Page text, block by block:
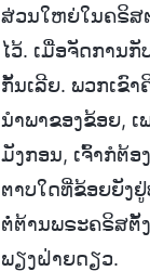
ສ່ວນໃຫຍ່ໃນຄຣິສ
ໄວ້. ເມື່ອຈັດການ
ກັ້ນເລີຍ. ພວກເຂົ
ນຳພາຂອງຂ້ອຍ,
ມັງກອນ, ເຈົ້າກໍຕ້ອ
ຕາບໃດທີ່ຂ້ອຍຍັງ
ຕໍ່ຕ້ານພຣະຄຣິສຕັ້
ພຽງຝ່າຍດຽວ.